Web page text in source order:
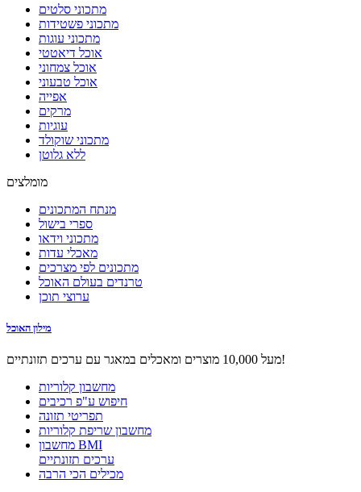
מתכוני סלטים
מתכוני פשטידות
מתכוני עוגות
אוכל דיאטטי
אוכל צמחוני
אוכל טבעוני
אפייה
מרקים
עוגיות
מתכוני שוקולד
ללא גלוטן
מומלצים
מנתח המתכונים
ספרי בישול
מתכוני וידאו
מאכלי עדות
מתכונים לפי מצרכים
טרנדים בעולם האוכל
ערוצי תוכן
מילון האוכל
מעל 10,000 מוצרים ומאכלים במאגר עם ערכים תזונתיים!
מחשבון קלוריות
חיפוש ע"פ רכיבים
תפריטי תזונה
מחשבון שריפת קלוריות
מחשבון BMI
ערכים תזונתיים
מכילים הכי הרבה